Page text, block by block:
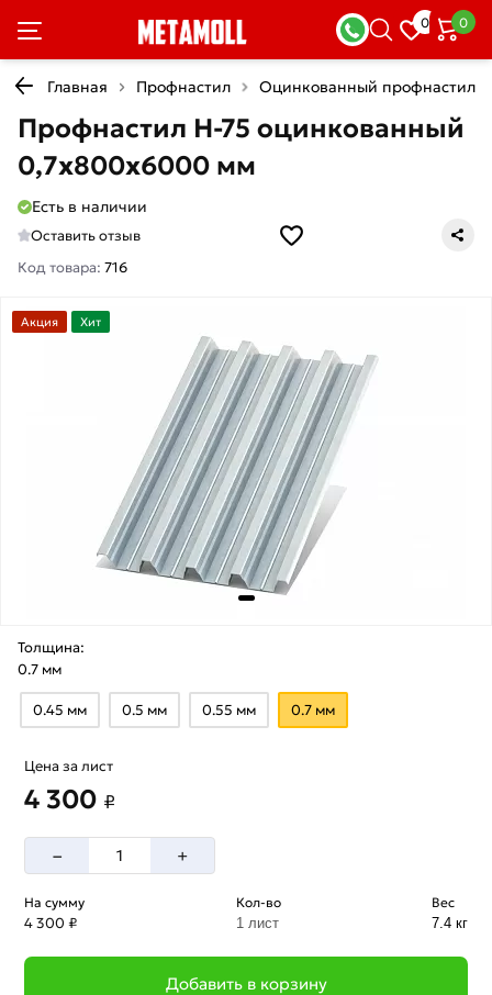
0 0
Главная Профнастил Оцинкованный профнастил
Профнастил Н-75 оцинкованный
0,7х800х6000 мм
Есть в наличии
Оставить отзыв
Код товара: 716
Акция Хит
Толщина:
0.7 мм
0.45 мм 0.5 мм 0.55 мм 0.7 мм
Цена за лист
4 300 ₽
– +
На сумму
4 300 ₽
Кол-во
1 лист
Вес
7.4 кг
Добавить в корзину